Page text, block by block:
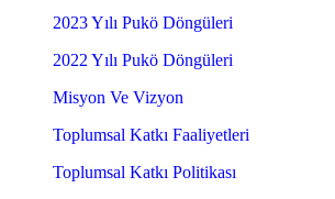
2023 Yılı Pukö Döngüleri
2022 Yılı Pukö Döngüleri
Misyon Ve Vizyon
Toplumsal Katkı Faaliyetleri
Toplumsal Katkı Politikası